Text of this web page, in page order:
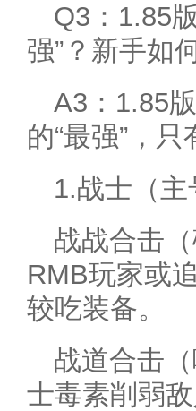
Q3：1.85
强”？新手如
A3：1.85
的“最强”，
1.战士（主
战战合击
RMB玩家或
较吃装备。
战道合击
士毒素削弱